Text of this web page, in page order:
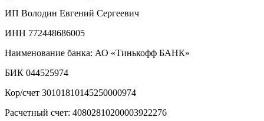
ИП Володин Евгений Сергеевич
ИНН 772448686005
Наименование банка: АО «Тинькофф БАНК»
БИК 044525974
Кор/счет 30101810145250000974
Расчетный счет: 40802810200003922276